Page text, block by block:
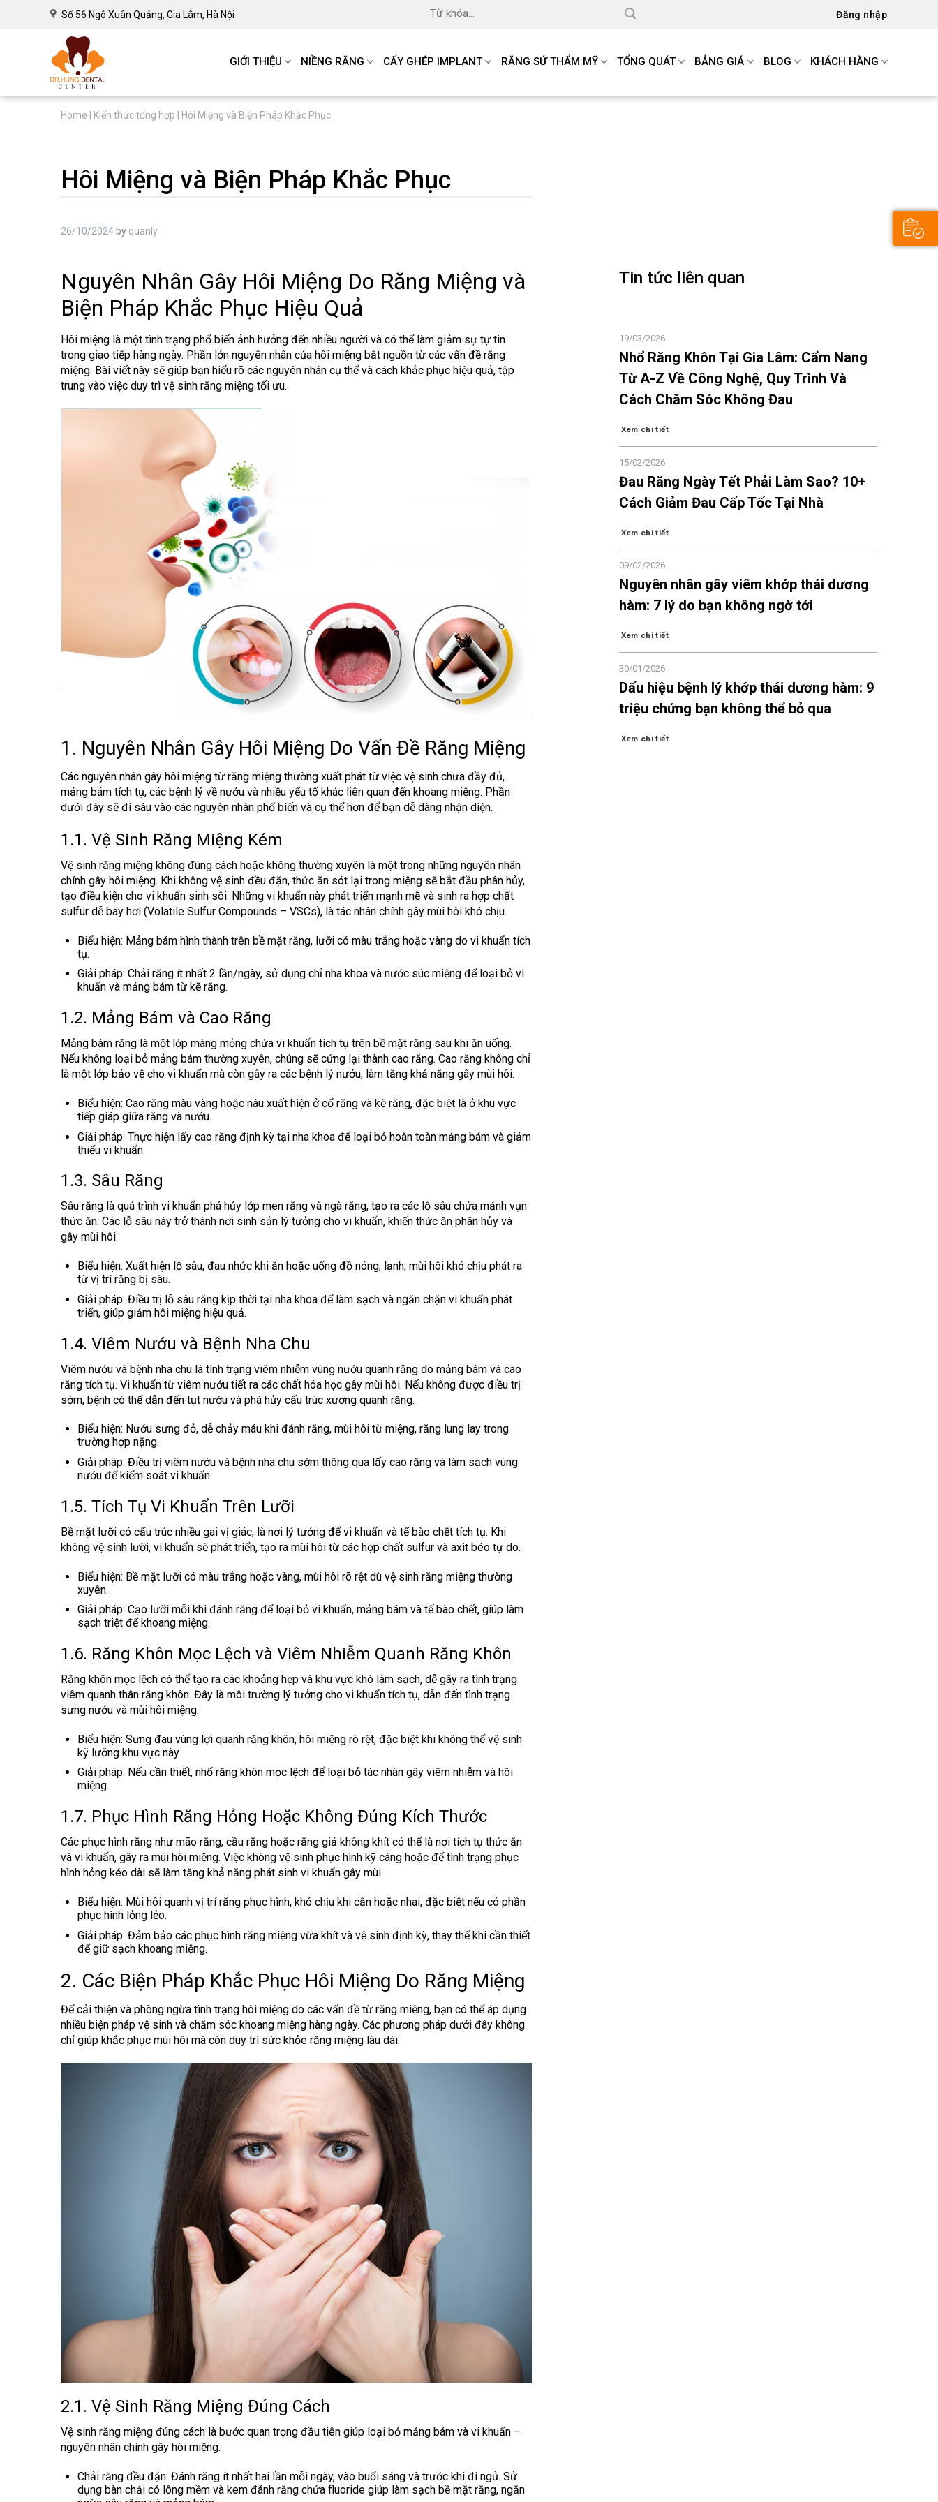
Số 56 Ngô Xuân Quảng, Gia Lâm, Hà Nội
Search
for:
Đăng nhập
GIỚI THIỆU NIỀNG RĂNG CẤY GHÉP IMPLANT RĂNG SỨ THẨM MỸ TỔNG QUÁT BẢNG GIÁ BLOG KHÁCH HÀNG
Home Kiến thức tổng hợp Hôi Miệng và Biện Pháp Khắc Phục
Hôi Miệng và Biện Pháp Khắc Phục
26/10/2024 by quanly
Nguyên Nhân Gây Hôi Miệng Do Răng Miệng và
Biện Pháp Khắc Phục Hiệu Quả
Hôi miệng là một tình trạng phổ biến ảnh hưởng đến nhiều người và có thể làm giảm sự tự tin
trong giao tiếp hàng ngày. Phần lớn nguyên nhân của hôi miệng bắt nguồn từ các vấn đề răng
miệng. Bài viết này sẽ giúp bạn hiểu rõ các nguyên nhân cụ thể và cách khắc phục hiệu quả, tập
trung vào việc duy trì vệ sinh răng miệng tối ưu.
1. Nguyên Nhân Gây Hôi Miệng Do Vấn Đề Răng Miệng
Các nguyên nhân gây hôi miệng từ răng miệng thường xuất phát từ việc vệ sinh chưa đầy đủ,
mảng bám tích tụ, các bệnh lý về nướu và nhiều yếu tố khác liên quan đến khoang miệng. Phần
dưới đây sẽ đi sâu vào các nguyên nhân phổ biến và cụ thể hơn để bạn dễ dàng nhận diện.
1.1. Vệ Sinh Răng Miệng Kém
Vệ sinh răng miệng không đúng cách hoặc không thường xuyên là một trong những nguyên nhân
chính gây hôi miệng. Khi không vệ sinh đều đặn, thức ăn sót lại trong miệng sẽ bắt đầu phân hủy,
tạo điều kiện cho vi khuẩn sinh sôi. Những vi khuẩn này phát triển mạnh mẽ và sinh ra hợp chất
sulfur dễ bay hơi (Volatile Sulfur Compounds – VSCs), là tác nhân chính gây mùi hôi khó chịu.
Biểu hiện: Mảng bám hình thành trên bề mặt răng, lưỡi có màu trắng hoặc vàng do vi khuẩn tích
tụ.
Giải pháp: Chải răng ít nhất 2 lần/ngày, sử dụng chỉ nha khoa và nước súc miệng để loại bỏ vi
khuẩn và mảng bám từ kẽ răng.
1.2. Mảng Bám và Cao Răng
Mảng bám răng là một lớp màng mỏng chứa vi khuẩn tích tụ trên bề mặt răng sau khi ăn uống.
Nếu không loại bỏ mảng bám thường xuyên, chúng sẽ cứng lại thành cao răng. Cao răng không chỉ
là một lớp bảo vệ cho vi khuẩn mà còn gây ra các bệnh lý nướu, làm tăng khả năng gây mùi hôi.
Biểu hiện: Cao răng màu vàng hoặc nâu xuất hiện ở cổ răng và kẽ răng, đặc biệt là ở khu vực
tiếp giáp giữa răng và nướu.
Giải pháp: Thực hiện lấy cao răng định kỳ tại nha khoa để loại bỏ hoàn toàn mảng bám và giảm
thiểu vi khuẩn.
1.3. Sâu Răng
Sâu răng là quá trình vi khuẩn phá hủy lớp men răng và ngà răng, tạo ra các lỗ sâu chứa mảnh vụn
thức ăn. Các lỗ sâu này trở thành nơi sinh sản lý tưởng cho vi khuẩn, khiến thức ăn phân hủy và
gây mùi hôi.
Biểu hiện: Xuất hiện lỗ sâu, đau nhức khi ăn hoặc uống đồ nóng, lạnh, mùi hôi khó chịu phát ra
từ vị trí răng bị sâu.
Giải pháp: Điều trị lỗ sâu răng kịp thời tại nha khoa để làm sạch và ngăn chặn vi khuẩn phát
triển, giúp giảm hôi miệng hiệu quả.
1.4. Viêm Nướu và Bệnh Nha Chu
Viêm nướu và bệnh nha chu là tình trạng viêm nhiễm vùng nướu quanh răng do mảng bám và cao
răng tích tụ. Vi khuẩn từ viêm nướu tiết ra các chất hóa học gây mùi hôi. Nếu không được điều trị
sớm, bệnh có thể dẫn đến tụt nướu và phá hủy cấu trúc xương quanh răng.
Biểu hiện: Nướu sưng đỏ, dễ chảy máu khi đánh răng, mùi hôi từ miệng, răng lung lay trong
trường hợp nặng.
Giải pháp: Điều trị viêm nướu và bệnh nha chu sớm thông qua lấy cao răng và làm sạch vùng
nướu để kiểm soát vi khuẩn.
1.5. Tích Tụ Vi Khuẩn Trên Lưỡi
Bề mặt lưỡi có cấu trúc nhiều gai vị giác, là nơi lý tưởng để vi khuẩn và tế bào chết tích tụ. Khi
không vệ sinh lưỡi, vi khuẩn sẽ phát triển, tạo ra mùi hôi từ các hợp chất sulfur và axit béo tự do.
Biểu hiện: Bề mặt lưỡi có màu trắng hoặc vàng, mùi hôi rõ rệt dù vệ sinh răng miệng thường
xuyên.
Giải pháp: Cạo lưỡi mỗi khi đánh răng để loại bỏ vi khuẩn, mảng bám và tế bào chết, giúp làm
sạch triệt để khoang miệng.
1.6. Răng Khôn Mọc Lệch và Viêm Nhiễm Quanh Răng Khôn
Răng khôn mọc lệch có thể tạo ra các khoảng hẹp và khu vực khó làm sạch, dễ gây ra tình trạng
viêm quanh thân răng khôn. Đây là môi trường lý tưởng cho vi khuẩn tích tụ, dẫn đến tình trạng
sưng nướu và mùi hôi miệng.
Biểu hiện: Sưng đau vùng lợi quanh răng khôn, hôi miệng rõ rệt, đặc biệt khi không thể vệ sinh
kỹ lưỡng khu vực này.
Giải pháp: Nếu cần thiết, nhổ răng khôn mọc lệch để loại bỏ tác nhân gây viêm nhiễm và hôi
miệng.
1.7. Phục Hình Răng Hỏng Hoặc Không Đúng Kích Thước
Các phục hình răng như mão răng, cầu răng hoặc răng giả không khít có thể là nơi tích tụ thức ăn
và vi khuẩn, gây ra mùi hôi miệng. Việc không vệ sinh phục hình kỹ càng hoặc để tình trạng phục
hình hỏng kéo dài sẽ làm tăng khả năng phát sinh vi khuẩn gây mùi.
Biểu hiện: Mùi hôi quanh vị trí răng phục hình, khó chịu khi cắn hoặc nhai, đặc biệt nếu có phần
phục hình lỏng lẻo.
Giải pháp: Đảm bảo các phục hình răng miệng vừa khít và vệ sinh định kỳ, thay thế khi cần thiết
để giữ sạch khoang miệng.
2. Các Biện Pháp Khắc Phục Hôi Miệng Do Răng Miệng
Để cải thiện và phòng ngừa tình trạng hôi miệng do các vấn đề từ răng miệng, bạn có thể áp dụng
nhiều biện pháp vệ sinh và chăm sóc khoang miệng hàng ngày. Các phương pháp dưới đây không
chỉ giúp khắc phục mùi hôi mà còn duy trì sức khỏe răng miệng lâu dài.
2.1. Vệ Sinh Răng Miệng Đúng Cách
Vệ sinh răng miệng đúng cách là bước quan trọng đầu tiên giúp loại bỏ mảng bám và vi khuẩn –
nguyên nhân chính gây hôi miệng.
Chải răng đều đặn: Đánh răng ít nhất hai lần mỗi ngày, vào buổi sáng và trước khi đi ngủ. Sử
dụng bàn chải có lông mềm và kem đánh răng chứa fluoride giúp làm sạch bề mặt răng, ngăn
Tin tức liên quan
Nhổ Răng Khôn Tại Gia Lâm: Cẩm Nang
Từ A-Z Về Công Nghệ, Quy Trình Và
Cách Chăm Sóc Không Đau
19/03/2026
Xem chi tiết
Đau Răng Ngày Tết Phải Làm Sao? 10+
Cách Giảm Đau Cấp Tốc Tại Nhà
15/02/2026
Xem chi tiết
Nguyên nhân gây viêm khớp thái dương
hàm: 7 lý do bạn không ngờ tới
09/02/2026
Xem chi tiết
Dấu hiệu bệnh lý khớp thái dương hàm: 9
triệu chứng bạn không thể bỏ qua
30/01/2026
Xem chi tiết